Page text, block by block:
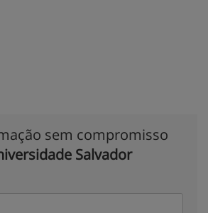
sem compromisso
Salvador